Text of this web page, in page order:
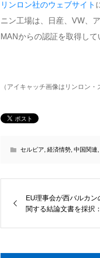
リンロン社のウェブサイト
ニン工場は、日産、VW、
MANからの認証を取得して
（アイキャッチ画像はリンロン
セルビア, 経済情勢, 中国関連,
EU理事会が西バルカン
関する結論文書を採択